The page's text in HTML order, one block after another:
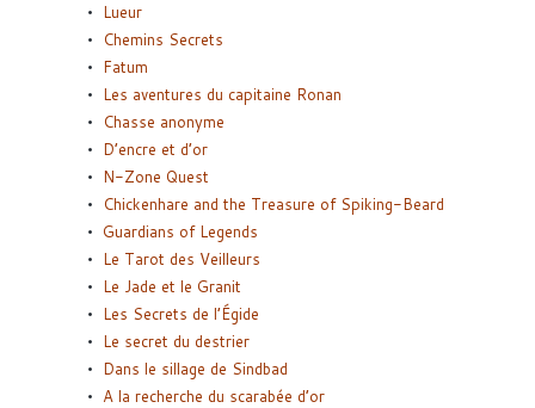
Lueur
Chemins Secrets
Fatum
Les aventures du capitaine Ronan
Chasse anonyme
D’encre et d’or
N-Zone Quest
Chickenhare and the Treasure of Spiking-Beard
Guardians of Legends
Le Tarot des Veilleurs
Le Jade et le Granit
Les Secrets de l’Égide
Le secret du destrier
Dans le sillage de Sindbad
A la recherche du scarabée d’or